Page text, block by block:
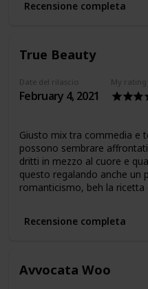
Recensione completa
True Beauty
Date del rilascio
February 4, 2021
My rating
Giusto mix tra commedia e
possono sembrare
dritti in mezzo al cuore e
questo regalando anche un
romanticismo, beh la ricetta
Recensione completa
Avvocata Woo